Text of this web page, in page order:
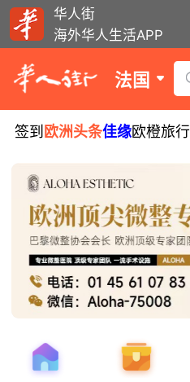
华人街
海外华人生活APP
法国
签到 欧洲头条佳缘欧橙旅行